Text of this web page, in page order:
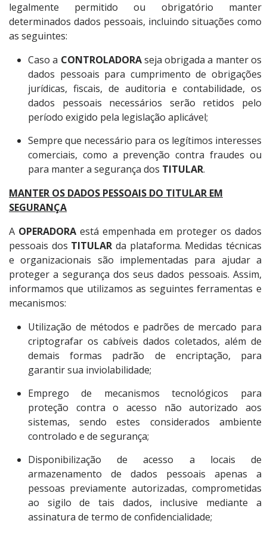
legalmente permitido ou obrigatório manter
determinados dados pessoais, incluindo situações como
as seguintes:
Caso a CONTROLADORAseja obrigada a manter os
dados pessoais para cumprimento de obrigações
jurídicas, fiscais, de auditoria e contabilidade, os
dados pessoais necessários serão retidos pelo
período exigido pela legislação aplicável;
Sempre que necessário para os legítimos interesses
comerciais, como a prevenção contra fraudes ou
para manter a segurança dos TITULAR.
MANTER OS DADOS PESSOAIS DO TITULAR EM
SEGURANÇA
A OPERADORAestá empenhada em proteger os dados
pessoais dos TITULAR da plataforma. Medidas técnicas
e organizacionais são implementadas para ajudar a
proteger a segurança dos seus dados pessoais. Assim,
informamos que utilizamos as seguintes ferramentas e
mecanismos:
Utilização de métodos e padrões de mercado para
criptografar os cabíveis dados coletados, além de
demais formas padrão de encriptação, para
garantir sua inviolabilidade;
Emprego de mecanismos tecnológicos para
proteção contra o acesso não autorizado aos
sistemas, sendo estes considerados ambiente
controlado e de segurança;
Disponibilização de acesso a locais de
armazenamento de dados pessoais apenas a
pessoas previamente autorizadas, comprometidas
ao sigilo de tais dados, inclusive mediante a
assinatura de termo de confidencialidade;